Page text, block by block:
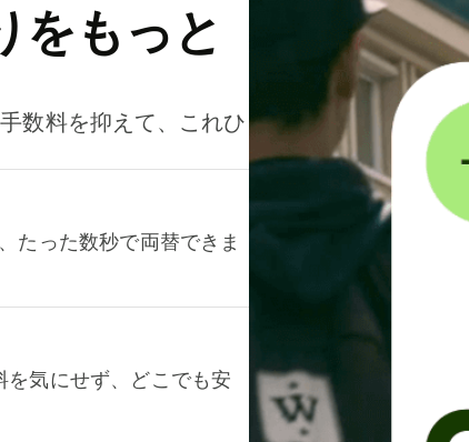
をもっと
数料を抑えて、これひ
たった数秒で両替できま
気にせず、どこでも安